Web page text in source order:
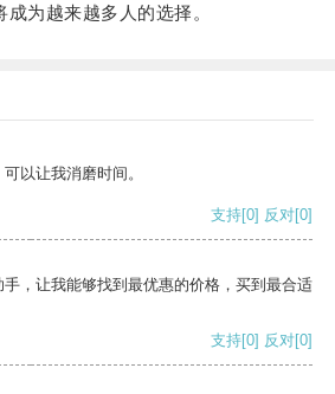
为越来越多人的选择。
以让我消磨时间。
支持[0] 反对[0]
，让我能够找到最优惠的价格，买到最合适
支持[0] 反对[0]